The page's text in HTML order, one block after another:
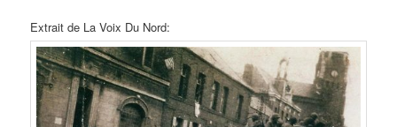
Extrait de La Voix Du Nord: